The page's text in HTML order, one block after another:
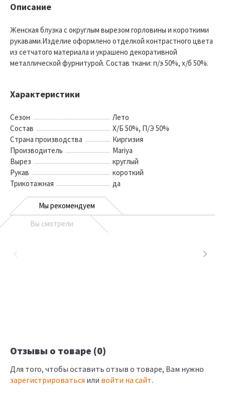
Описание
Женская блузка с округлым вырезом горловины и короткими
рукавами.Изделие оформлено отделкой контрастного цвета
из сетчатого материала и украшено декоративной
металлической фурнитурой. Состав ткани: п/э 50%, х/б 50%.
Характеристики
Сезон
Лето
Состав
Х/Б 50%, П/Э 50%
Страна производства
Киргизия
Производитель
Mariya
Вырез
круглый
Рукав
короткий
Трикотажная
да
Мы рекомендуем
Вы смотрели
Отзывы о товаре (0)
Для того, чтобы оставить отзыв о товаре, Вам нужно
зарегистрироваться или войти на сайт.